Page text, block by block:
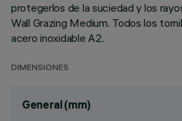
protegerlos de la suciedad y los
Wall Grazing Medium. Todos los
acero inoxidable A2.
DIMENSIONES
General (mm)